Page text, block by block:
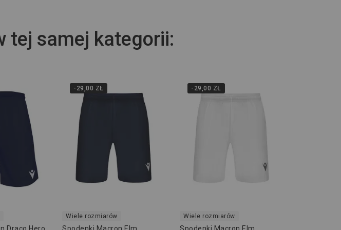
tej samej kategorii:
Draco Hero
-29,00 ZŁ
Wiele rozmiarów
Spodenki Macron Elm
-29,00 ZŁ
Wiele rozmiarów
Spodenki Macron Elm